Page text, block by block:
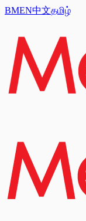
BMEN中文தமிழ்